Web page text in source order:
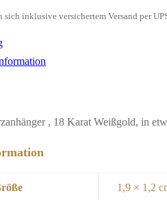
sich inklusive versichertem Versand per
, 18 Karat Weißgold, in
1,9 × 1,2